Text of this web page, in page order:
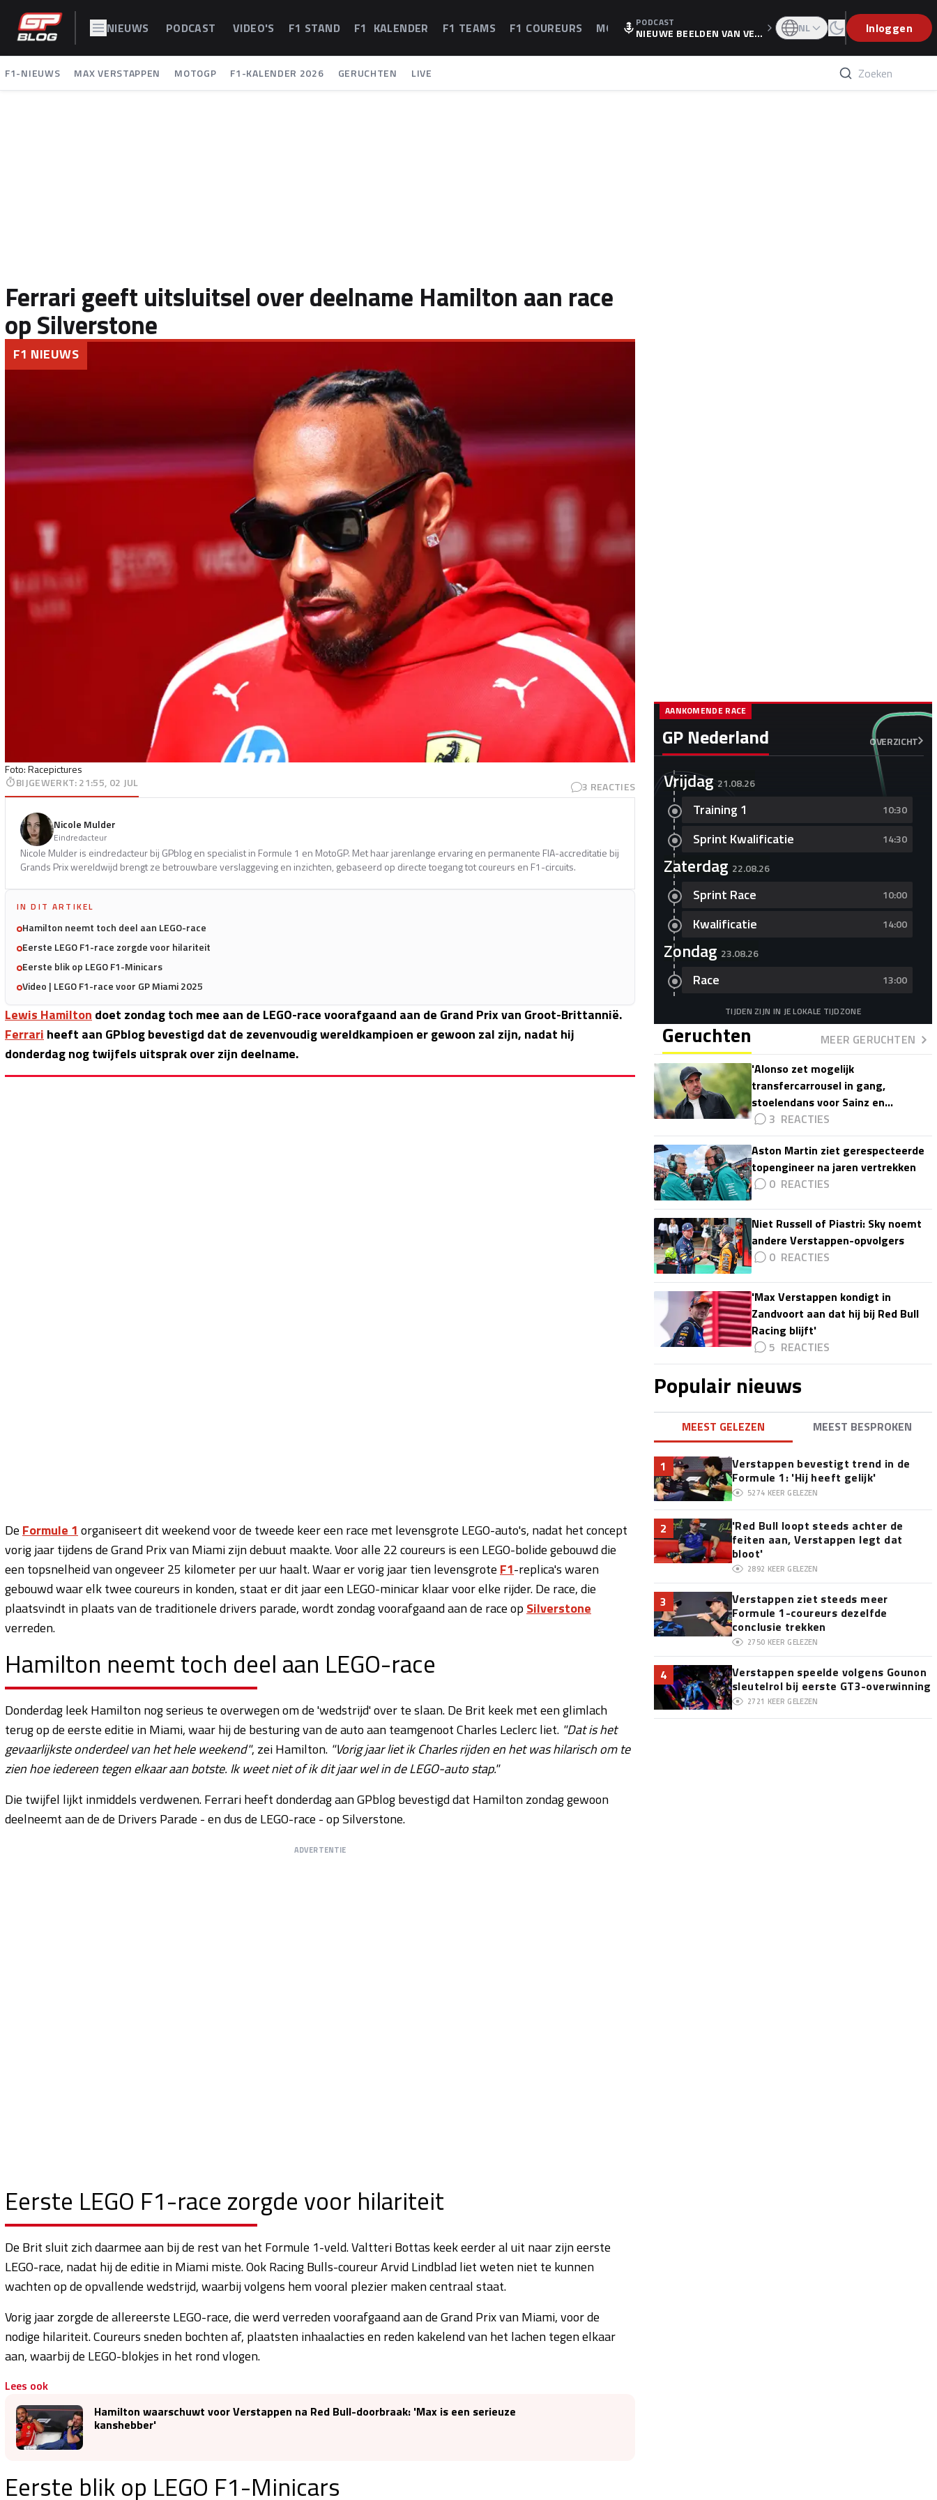
NIEUWS PODCAST VIDEO'S F1 STAND F1 KALENDER F1 TEAMS F1 COUREURS MOTOGPPODCAST
NIEUWE BEELDEN VAN VER
WEET IS ER NU GETEKEND'
NL Inloggen
F1-NIEUWS MAX VERSTAPPEN MOTOGP F1-KALENDER 2026 GERUCHTEN LIVE
Ferrari geeft uitsluitsel over deelname Hamilton aan race
op Silverstone
Foto: Racepictures
F1 NIEUWS
BIJGEWERKT:21:55, 02 JUL 3 REACTIES
Nicole Mulder
Eindredacteur
Nicole Mulder is eindredacteur bij GPblog en specialist in Formule 1 en MotoGP. Met haar jarenlange ervaring en permanente FIA-accreditatie bij
Grands Prix wereldwijd brengt ze betrouwbare verslaggeving en inzichten, gebaseerd op directe toegang tot coureurs en F1-circuits.
IN DIT ARTIKEL
Hamilton neemt toch deel aan LEGO-race
Eerste LEGO F1-race zorgde voor hilariteit
Eerste blik op LEGO F1-Minicars
Video | LEGO F1-race voor GP Miami 2025
Lewis Hamilton doet zondag toch mee aan de LEGO-race voorafgaand aan de Grand Prix van Groot-Brittannië.
Ferrari heeft aan GPblog bevestigd dat de zevenvoudig wereldkampioen er gewoon zal zijn, nadat hij
donderdag nog twijfels uitsprak over zijn deelname.
De Formule 1 organiseert dit weekend voor de tweede keer een race met levensgrote LEGO-auto's, nadat het concept
vorig jaar tijdens de Grand Prix van Miami zijn debuut maakte. Voor alle 22 coureurs is een LEGO-bolide gebouwd die
een topsnelheid van ongeveer 25 kilometer per uur haalt. Waar er vorig jaar tien levensgrote F1-replica's waren
gebouwd waar elk twee coureurs in konden, staat er dit jaar een LEGO-minicar klaar voor elke rijder. De race, die
plaatsvindt in plaats van de traditionele drivers parade, wordt zondag voorafgaand aan de race op Silverstone
verreden.
Hamilton neemt toch deel aan LEGO-race
Donderdag leek Hamilton nog serieus te overwegen om de 'wedstrijd' over te slaan. De Brit keek met een glimlach
terug op de eerste editie in Miami, waar hij de besturing van de auto aan teamgenoot Charles Leclerc liet. "Dat is het
gevaarlijkste onderdeel van het hele weekend", zei Hamilton. "Vorig jaar liet ik Charles rijden en het was hilarisch om te
zien hoe iedereen tegen elkaar aan botste. Ik weet niet of ik dit jaar wel in de LEGO-auto stap."
Die twijfel lijkt inmiddels verdwenen. Ferrari heeft donderdag aan GPblog bevestigd dat Hamilton zondag gewoon
deelneemt aan de de Drivers Parade - en dus de LEGO-race - op Silverstone.
ADVERTENTIE
Eerste LEGO F1-race zorgde voor hilariteit
De Brit sluit zich daarmee aan bij de rest van het Formule 1-veld. Valtteri Bottas keek eerder al uit naar zijn eerste
LEGO-race, nadat hij de editie in Miami miste. Ook Racing Bulls-coureur Arvid Lindblad liet weten niet te kunnen
wachten op de opvallende wedstrijd, waarbij volgens hem vooral plezier maken centraal staat.
Vorig jaar zorgde de allereerste LEGO-race, die werd verreden voorafgaand aan de Grand Prix van Miami, voor de
nodige hilariteit. Coureurs sneden bochten af, plaatsten inhaalacties en reden kakelend van het lachen tegen elkaar
aan, waarbij de LEGO-blokjes in het rond vlogen.
Lees ook
Hamilton waarschuwt voor Verstappen na Red Bull-doorbraak: 'Max is een serieuze
kanshebber'
Eerste blik op LEGO F1-Minicars
GP Nederland OVERZICHT
AANKOMENDE RACE
Vrijdag 21.08.26
Training 1 10:30
Sprint Kwalificatie 14:30
Zaterdag 22.08.26
Sprint Race 10:00
Kwalificatie 14:00
Zondag 23.08.26
Race 13:00
TIJDEN ZIJN IN JE LOKALE TIJDZONE
Geruchten
MEER GERUCHTEN
'Alonso zet mogelijk
transfercarrousel in gang,
stoelendans voor Sainz en
Colapinto'
3
Aston Martin ziet gerespecteerde
topengineer na jaren vertrekken
0
Niet Russell of Piastri: Sky noemt
andere Verstappen-opvolgers
0
'Max Verstappen kondigt in
Zandvoort aan dat hij bij Red Bull
Racing blijft'
5
Populair nieuws
MEEST GELEZEN MEEST BESPROKEN
1
Verstappen bevestigt trend in de
Formule 1: 'Hij heeft gelijk'
5274 KEER GELEZEN
2
'Red Bull loopt steeds achter de
feiten aan, Verstappen legt dat
bloot'
2892 KEER GELEZEN
3
Verstappen ziet steeds meer
Formule 1-coureurs dezelfde
conclusie trekken
2750 KEER GELEZEN
4
Verstappen speelde volgens Gounon
sleutelrol bij eerste GT3-overwinning
2721 KEER GELEZEN